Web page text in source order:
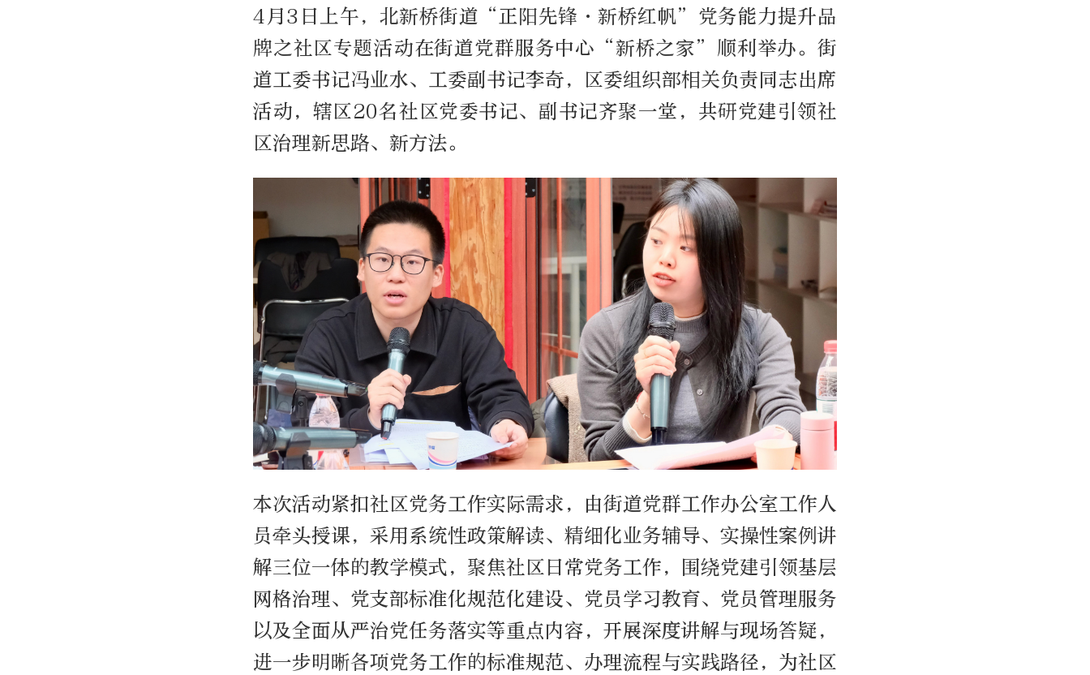
4月3日上午，北新桥街道“正阳先锋·新桥红帆”党务能力提升品
牌之社区专题活动在街道党群服务中心“新桥之家”顺利举办。街
道工委书记冯业水、工委副书记李奇，区委组织部相关负责同志出席
活动，辖区20名社区党委书记、副书记齐聚一堂，共研党建引领社
区治理新思路、新方法。
本次活动紧扣社区党务工作实际需求，由街道党群工作办公室工作人
员牵头授课，采用系统性政策解读、精细化业务辅导、实操性案例讲
解三位一体的教学模式，聚焦社区日常党务工作，围绕党建引领基层
网格治理、党支部标准化规范化建设、党员学习教育、党员管理服务
以及全面从严治党任务落实等重点内容，开展深度讲解与现场答疑，
进一步明晰各项党务工作的标准规范、办理流程与实践路径，为社区